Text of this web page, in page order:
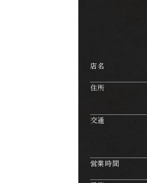
店名
住所
交通
営業時間